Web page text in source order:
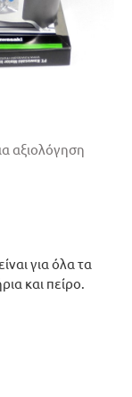
για όλα τα
και πείρο.
αξιολόγηση